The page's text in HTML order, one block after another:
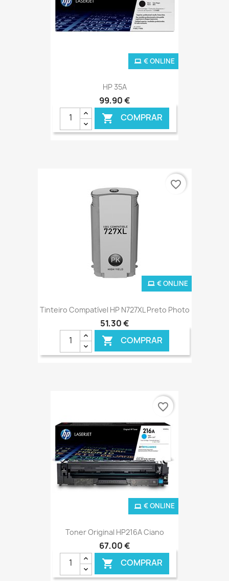
HP 35A
99,90 €
 COMPRAR
€ ONLINE
Tinteiro Compatível HP N727XL Preto Photo
51,30 €
 COMPRAR
€ ONLINE
favorite_border
Toner Original HP216A Ciano
67,00 €
 COMPRAR
€ ONLINE
favorite_border